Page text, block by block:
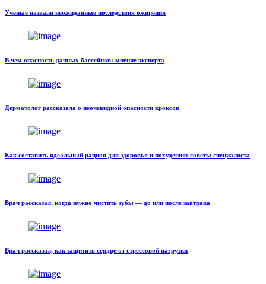
Ученые назвали неожиданные последствия ожирения
В чем опасность дачных бассейнов: мнение эксперта
Дерматолог рассказала о неочевидной опасности кроксов
Как составить идеальный рацион для здоровья и похудения: советы специалиста
Врач рассказал, когда нужно чистить зубы — до или после завтрака
Врач рассказал, как защитить сердце от стрессовой нагрузки